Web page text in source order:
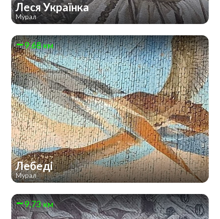
Леся Українка
Мурал
9.68 км
Лебеді
Мурал
9.73 км